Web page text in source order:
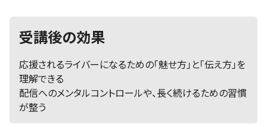
受講後の効果
応援されるライバーになるための「魅せ方」と「伝え方」を
理解できる
配信へのメンタルコントロールや、長く続けるための習慣
が整う